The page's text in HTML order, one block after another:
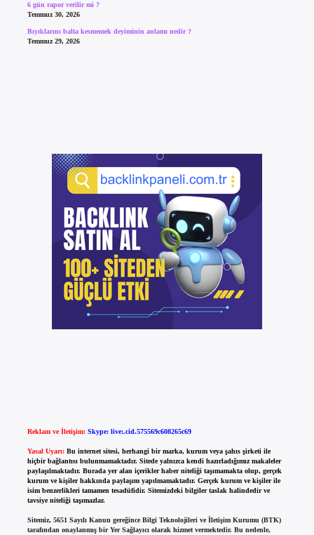
6 gün rapor verilir mi ?
Temmuz 30, 2026
Bıyıklarını balta kesmemek deyiminin anlamı nedir ?
Temmuz 29, 2026
Reklam ve İletişim: Skype: live:.cid.575569c608265c69
Yasal Uyarı: Bu internet sitesi, herhangi bir marka, kurum veya şahıs şirketi ile
hiçbir bağlantısı bulunmamaktadır. Sitede yalnızca kendi hazırladığımız makaleler
paylaşılmaktadır. Burada yer alan içerikler haber niteliği taşımamakta olup, gerçek
kurum ve kişiler hakkında paylaşım yapılmamaktadır. Gerçek kurum ve kişiler ile
isim benzerlikleri tamamen tesadüfidir. Sitemizdeki bilgiler taslak halindedir ve
tavsiye niteliği taşımazlar.
Sitemiz, 5651 Sayılı Kanun gereğince Bilgi Teknolojileri ve İletişim Kurumu (BTK)
tarafından onaylanmış bir Yer Sağlayıcı olarak hizmet vermektedir. Bu nedenle,